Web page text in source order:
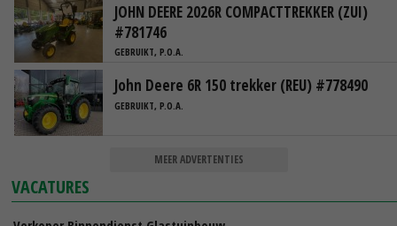
JOHN DEERE 2026R COMPACTTREKKER (ZUI)
#781746
GEBRUIKT, P.O.A.
John Deere 6R 150 trekker (REU) #778490
GEBRUIKT, P.O.A.
MEER ADVERTENTIES
VACATURES